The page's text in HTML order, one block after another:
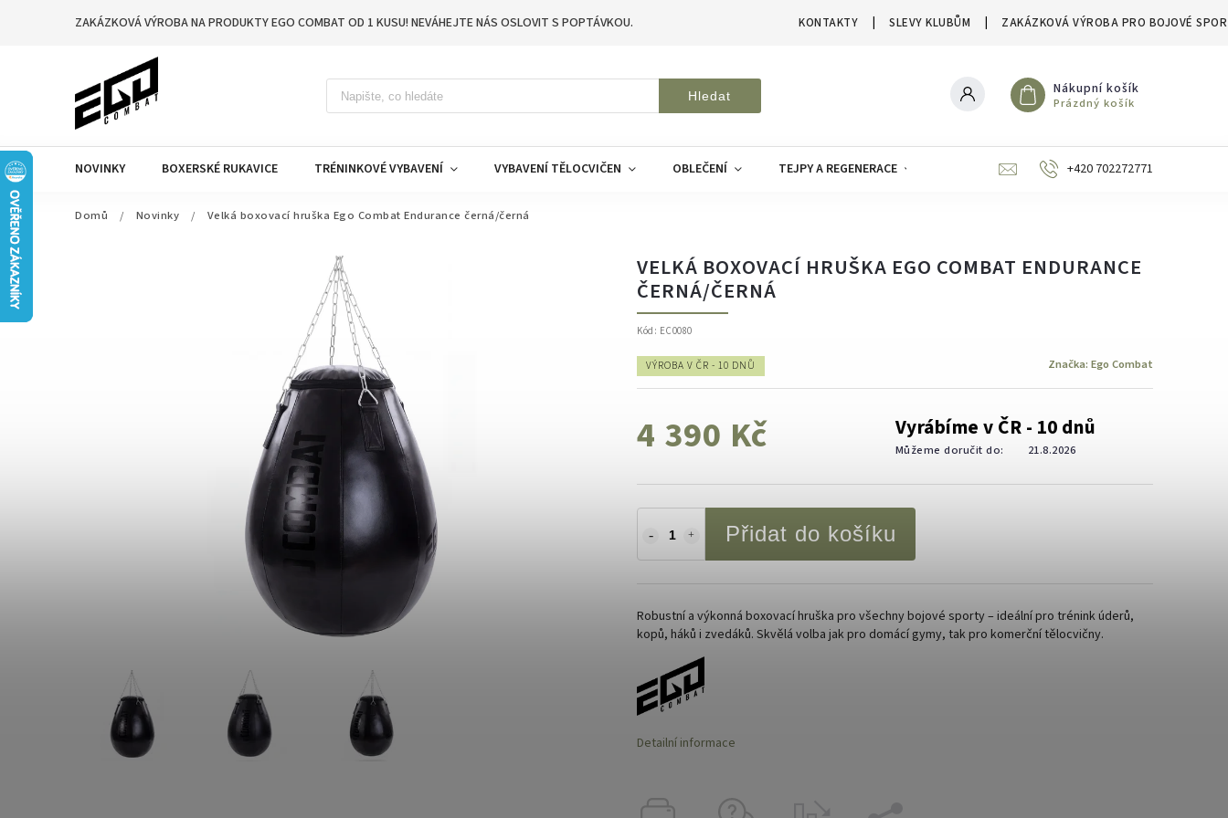
ZAKÁZKOVÁ VÝROBA NA PRODUKTY EGO COMBAT OD 1 KUSU! NEVÁHEJTE NÁS OSLOVIT S POPTÁVKOU. KONTAKTY SLEVY KLUBŮM ZAKÁZKOVÁ VÝROBA PRO BOJOVÉ
Hledat Nákupní košík
Prázdný košík
NOVINKY BOXERSKÉ RUKAVICE TRÉNINKOVÉ VYBAVENÍ VYBAVENÍ TĚLOCVIČEN OBLEČENÍ TEJPY A REGENERACE SLEVY A VÝPRODEJE
+420 702272771
Domů / Novinky / Velká boxovací hruška Ego Combat Endurance černá/černá
VELKÁ BOXOVACÍ HRUŠKA EGO COMBAT ENDURANCE
ČERNÁ/ČERNÁ
Kód: EC0080
VÝROBA V ČR - 10 DNŮ Značka: Ego Combat
4 390 Kč Vyrábíme v ČR - 10 dnů
Můžeme doručit do: 21.8.2026
Přidat do košíku
Robustní a výkonná boxovací hruška pro všechny bojové sporty – ideální pro trénink úderů,
kopů, háků i zvedáků. Skvělá volba jak pro domácí gymy, tak pro komerční tělocvičny.
Detailní informace